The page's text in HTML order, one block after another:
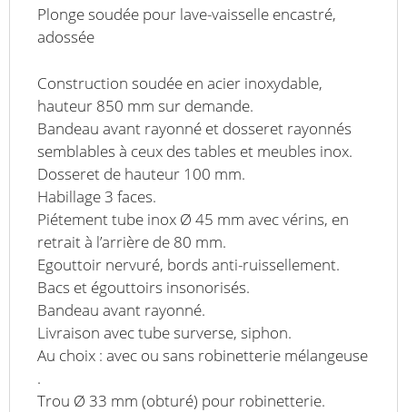
Plonge soudée pour lave-vaisselle encastré,
adossée
Construction soudée en acier inoxydable,
hauteur 850 mm sur demande.
Bandeau avant rayonné et dosseret rayonnés
semblables à ceux des tables et meubles inox.
Dosseret de hauteur 100 mm.
Habillage 3 faces.
Piétement tube inox Ø 45 mm avec vérins, en
retrait à l’arrière de 80 mm.
Egouttoir nervuré, bords anti-ruissellement.
Bacs et égouttoirs insonorisés.
Bandeau avant rayonné.
Livraison avec tube surverse, siphon.
Au choix : avec ou sans robinetterie mélangeuse
.
Trou Ø 33 mm (obturé) pour robinetterie.